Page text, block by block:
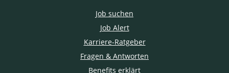
Job suchen
Job Alert
Karriere-Ratgeber
Fragen & Antworten
Benefits erklärt